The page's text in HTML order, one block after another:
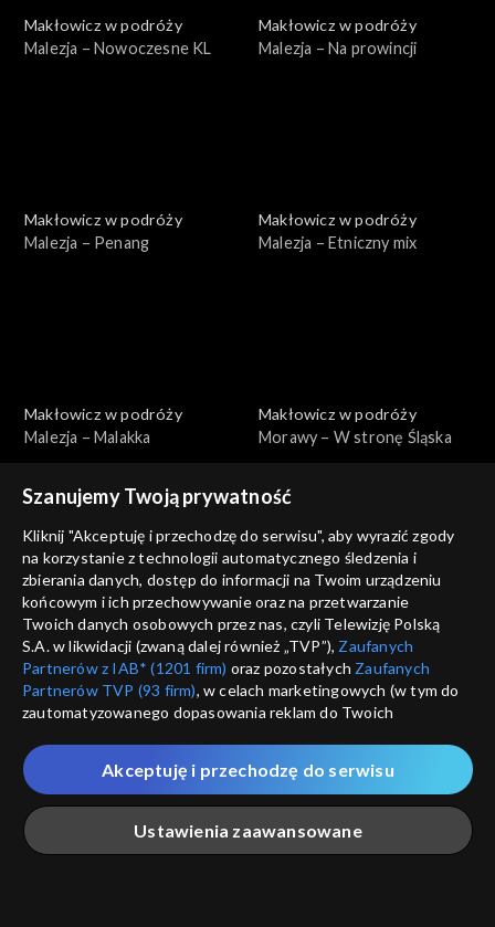
Makłowicz w podróży
Malezja – Nowoczesne KL
Makłowicz w podróży
Malezja – Na prowincji
Makłowicz w podróży
Malezja – Penang
Makłowicz w podróży
Malezja – Etniczny mix
Makłowicz w podróży
Malezja – Malakka
Makłowicz w podróży
Morawy – W stronę Śląska
Makłowicz w podróży
Morawy – Beskid i doliny
Makłowicz w podróży
Morawy – Na południu
Makłowicz w podróży
Morawy – Jak z obrazka
Makłowicz w podróży
Kanada – Montreal
Szanujemy Twoją prywatność
Kliknij "Akceptuję i przechodzę do serwisu", aby wyrazić zgody
na korzystanie z technologii automatycznego śledzenia i
zbierania danych, dostęp do informacji na Twoim urządzeniu
końcowym i ich przechowywanie oraz na przetwarzanie
Twoich danych osobowych przez nas, czyli Telewizję Polską
S.A. w likwidacji (zwaną dalej również „TVP”), Zaufanych
Partnerów z IAB* (1201 firm) oraz pozostałych Zaufanych
Partnerów TVP (93 firm), w celach marketingowych (w tym do
zautomatyzowanego dopasowania reklam do Twoich
które wskazujemy poniżej, a także zgody na udostępnianie
przez nas identyfikatora PPID do Google.
Twoje dane osobowe zbierane podczas odwiedzania przez
Ciebie naszych
poszczególnych serwisówzwanych dalej
„Portalem”, w tym informacje zapisywane za pomocą
Ustawienia zaawansowane
Akceptuję i przechodzę do serwisu